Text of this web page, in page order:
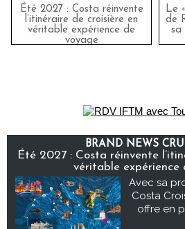
Été 2027 : Costa réinvente
l’itinéraire de croisière en
véritable expérience de
voyage
Le
de
sa
BRAND NEWS
Été 2027 : Costa réinvente
véritable expérience
Avec sa
Costa
offre en